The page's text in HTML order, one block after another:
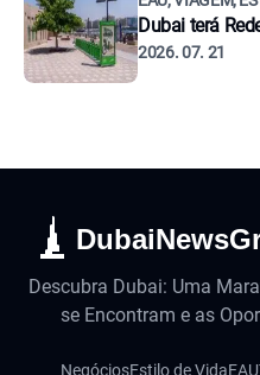
Dubai terá
2026. 07. 21
Descubra Dubai: Uma
se Encontram e as
NegóciosEstilo de VidaEAU